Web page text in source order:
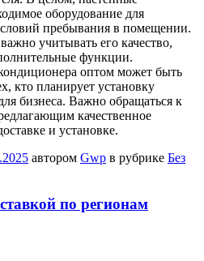
оборудование для
пребывания в помещении.
учитывать его качество,
функции.
оптом может быть
кто планирует установку
бизнеса. Важно обращаться к
качественное
и установке.
автором Gwp в рубрике Без
по регионам